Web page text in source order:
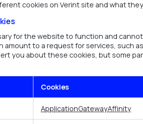
cookies on Verint site and what
for the website to function and
amount to a request for services, such
you about these cookies, but some
Cookies
ApplicationGatewayAffinity